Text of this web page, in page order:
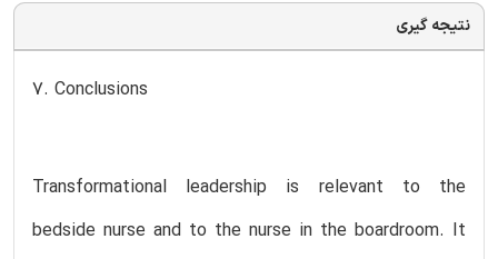
نتیجه گیری
7. Conclusions
Transformational leadership is relevant to the
bedside nurse and to the nurse in the boardroom. It